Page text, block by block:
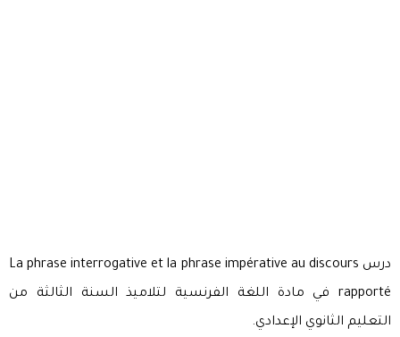
درس La phrase interrogative et la phrase impérative au discours
rapporté في مادة اللغة الفرنسية لتلاميذ السنة الثالثة من
التعليم الثانوي الإعدادي.